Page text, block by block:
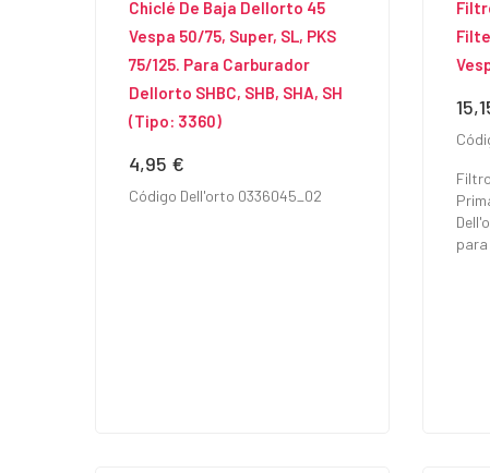
Chiclé De Baja Dellorto 45
Vespa 50/75, Super, SL, PKS
75/125. Para Carburador
Dellorto SHBC, SHB, SHA, SH
(tipo: 3360)
Precio
4,95 €
Código Dell'orto 0336045_02
para